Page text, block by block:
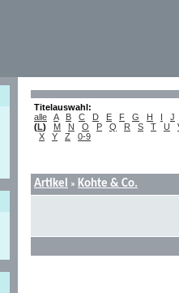
Titelauswahl:
alle
A B C D E F G H I
J
(L) M N O P Q R S T U
X
Y Z 0-9
Artikel » Kohte & Co.